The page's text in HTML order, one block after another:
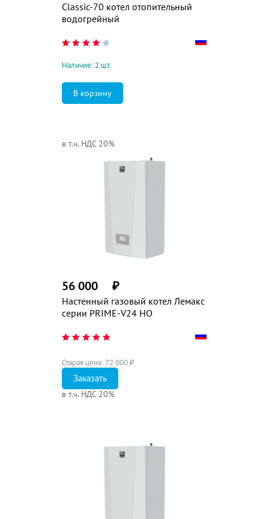
Classic-70 котел отопительный
водогрейный
Наличие: 2 шт.
Настенный газовый котел Лемакс
серии PRIME-V24 НО
56 000 ₽
в т.ч. НДС 20%
Старая цена: 72 000₽
в т.ч. НДС 20%
Заказать